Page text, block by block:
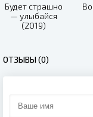
Будет страшно
— улыбайся
(2019)
ОТЗЫВЫ (0)